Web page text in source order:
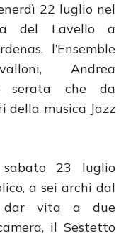
22 luglio nel
del Lavello a
l’Ensemble
Andrea
serata che da
della musica Jazz
23 luglio
a sei archi dal
dar vita a due
il Sestetto